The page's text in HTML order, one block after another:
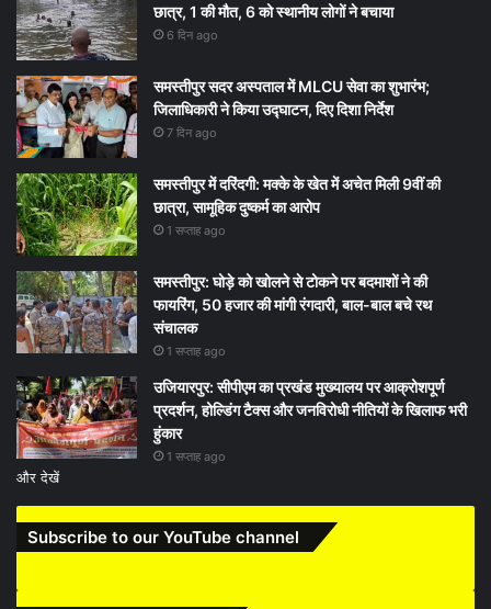
छात्र, 1 की मौत, 6 को स्थानीय लोगों ने बचाया
6 दिन ago
समस्तीपुर सदर अस्पताल में MLCU सेवा का शुभारंभ;
जिलाधिकारी ने किया उद्घाटन, दिए दिशा निर्देश
7 दिन ago
समस्तीपुर में दरिंदगी: मक्के के खेत में अचेत मिली 9वीं की
छात्रा, सामूहिक दुष्कर्म का आरोप
1 सप्ताह ago
समस्तीपुर: घोड़े को खोलने से टोकने पर बदमाशों ने की
फायरिंग, 50 हजार की मांगी रंगदारी, बाल-बाल बचे रथ
संचालक
1 सप्ताह ago
उजियारपुर: सीपीएम का प्रखंड मुख्यालय पर आक्रोशपूर्ण
प्रदर्शन, होल्डिंग टैक्स और जनविरोधी नीतियों के खिलाफ भरी
हुंकार
1 सप्ताह ago
और देखें
Subscribe to our YouTube channel